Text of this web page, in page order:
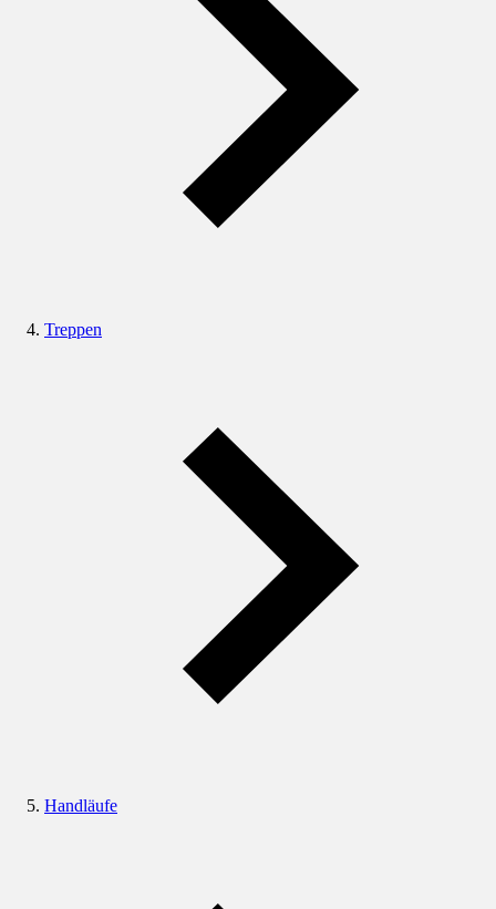
Treppen
Handläufe